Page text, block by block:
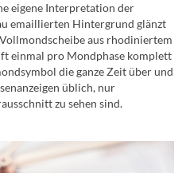
eigene Interpretation der
emaillierten Hintergrund glänzt
aus rhodiniertem
einmal pro Mondphase komplett
die ganze Zeit über und
üblich, nur
zu sehen sind.